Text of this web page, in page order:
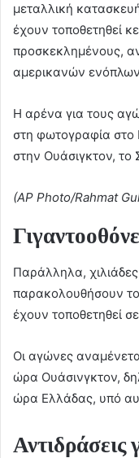
μεταλλική
έχουν τοποθετηθεί
προσκεκλημένους,
αμερικανών
Η αρένα για τους
στη φωτογραφία στο
στην Ουάσιγκτον, το
(AP Photo/Rahmat
Παράλληλα,
παρακολουθήσουν
έχουν τοποθετηθεί
Οι αγώνες
ώρα Ουάσινγκτον,
ώρα Ελλάδας, υπό
Αντιδράσεις